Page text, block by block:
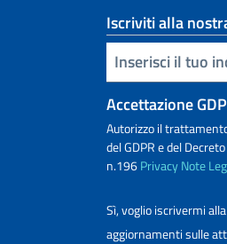
Iscriviti alla
Inserisci la tua email
Accettazione
Autorizzo il
del GDPR e del
n.196PrivacyNote
Sì, voglio iscrivermi
aggiornamenti sulle